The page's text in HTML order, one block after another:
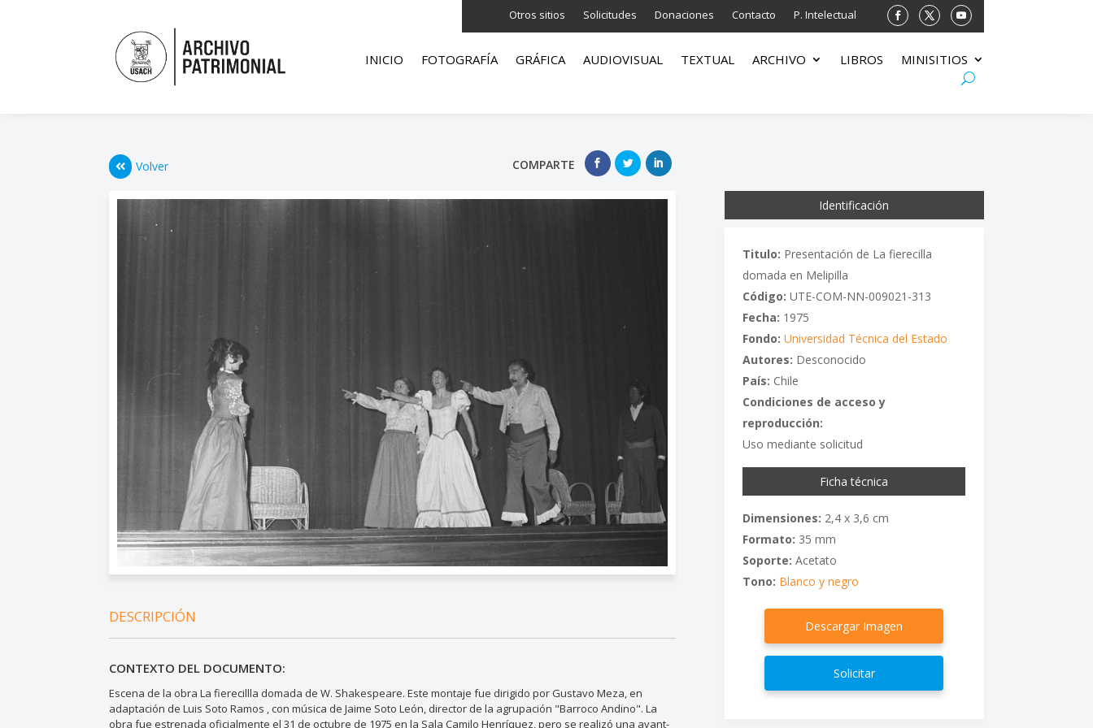
Otros sitios Solicitudes Donaciones Contacto P. Intelectual
INICIO FOTOGRAFÍA GRÁFICA AUDIOVISUAL TEXTUAL ARCHIVO LIBROS MINISITIOS
Volver COMPARTE
DESCRIPCIÓN
CONTEXTO DEL DOCUMENTO:
Escena de la obra La fierecillla domada de W. Shakespeare. Este montaje fue dirigido por Gustavo Meza, en
adaptación de Luis Soto Ramos , con música de Jaime Soto León, director de la agrupación "Barroco Andino". La
obra fue estrenada oficialmente el 31 de octubre de 1975 en la Sala Camilo Henríquez, pero se realizó una avant-
Identificación
Titulo: Presentación de La fierecilla
domada en Melipilla
Código: UTE-COM-NN-009021-313
Fecha: 1975
Fondo: Universidad Técnica del Estado
Autores: Desconocido
País: Chile
Condiciones de acceso y
reproducción:
Uso mediante solicitud
Ficha técnica
Dimensiones: 2,4 x 3,6 cm
Formato: 35 mm
Soporte: Acetato
Tono: Blanco y negro
Descargar Imagen
Solicitar